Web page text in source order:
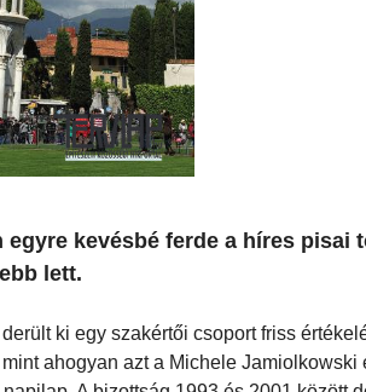
kevésbé ferde a híres pisai
lett.
ki egy szakértői csoport friss
ahogyan azt a Michele Jamiolkowski